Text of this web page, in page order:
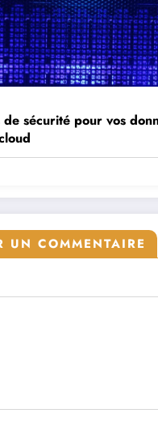
de sécurité pour vos
UN COMMENTAIRE